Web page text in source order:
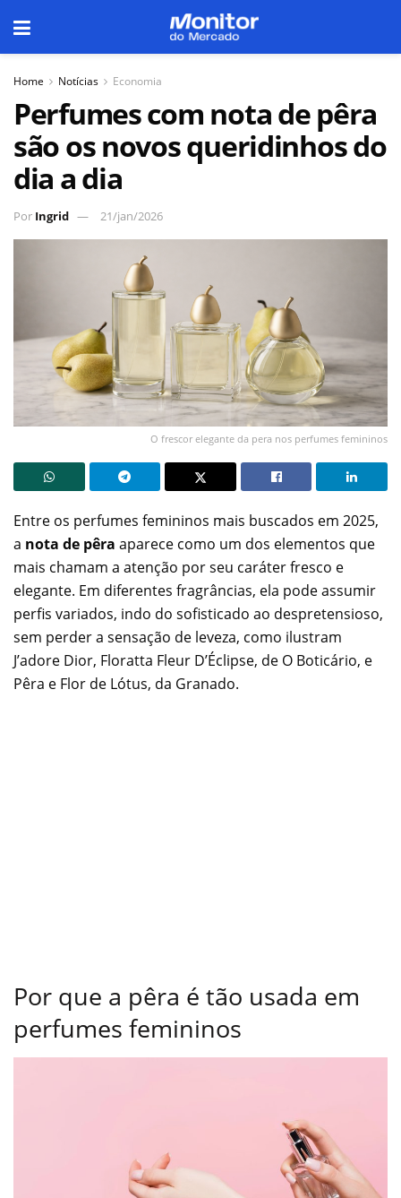
Home Notícias Economia
Perfumes com nota de pêra
são os novos queridinhos do
dia a dia
Por Ingrid 21/jan/2026
O frescor elegante da pera nos perfumes femininos
Entre os perfumes femininos mais buscados em 2025,
a nota de pêra aparece como um dos elementos que
mais chamam a atenção por seu caráter fresco e
elegante. Em diferentes fragrâncias, ela pode assumir
perfis variados, indo do sofisticado ao despretensioso,
sem perder a sensação de leveza, como ilustram
J’adore Dior, Floratta Fleur D’Éclipse, de O Boticário, e
Pêra e Flor de Lótus, da Granado.
Por que a pêra é tão usada em
perfumes femininos